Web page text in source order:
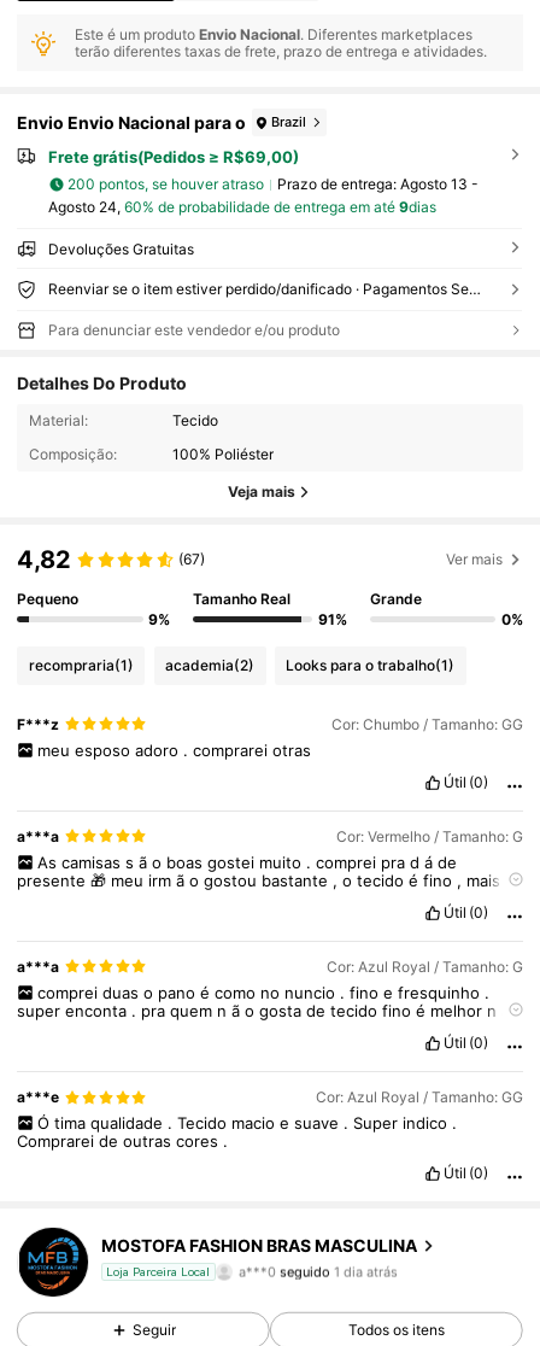
Este é um produtoEnvio Nacional. Diferentes marketplaces
terão diferentes taxas de frete, prazo de entrega e atividades.
Envio Envio Nacional para o Brazil
Frete grátis(Pedidos ≥ R$69,00)
200 pontos, se houver atraso Prazo de entrega: Agosto 13 -
Agosto 24, 60% de probabilidade de entrega em até 9dias
Devoluções Gratuitas
Reenviar se o item estiver perdido/danificado · Pagamentos Seguros · Proteção de privacidade
Para denunciar este vendedor e/ou produto
Detalhes Do Produto
Material:
Tecido
Composição:
100% Poliéster
Veja mais
4,82 (67) Ver mais
Pequeno
9%
Tamanho Real
91%
Grande
0%
recompraria(1) academia(2) Looks para o trabalho(1)
F***z Cor: Chumbo / Tamanho: GG
meu esposo adoro . comprarei otras
Útil (0)
a***a Cor: Vermelho / Tamanho: G
As camisas s ã o boas gostei muito . comprei pra d á de
presente🎁 meu irmãogostou bastante ,otecidoéfino , mais
Útil (0)
a***a Cor: Azul Royal / Tamanho: G
comprei duas o pano é como no nuncio . fino e fresquinho .
superenconta . praquem nãogostadetecidofinoé melhor n
ã
Útil (0)
a***e Cor: Azul Royal / Tamanho: GG
Ó tima qualidade . Tecido macio e suave . Super indico .
Comprareideoutrascores .
Útil (0)
MOSTOFA FASHION BRAS MASCULINA
Loja Parceira Local a***0 seguido 1 dia atrás
Seguir Todos os itens